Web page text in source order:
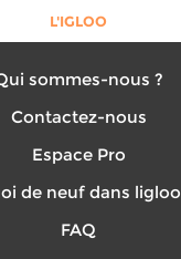
L'IGLOO
sommes-nous ?
Contactez-nous
Espace Pro
de neuf dans ligloo
FAQ